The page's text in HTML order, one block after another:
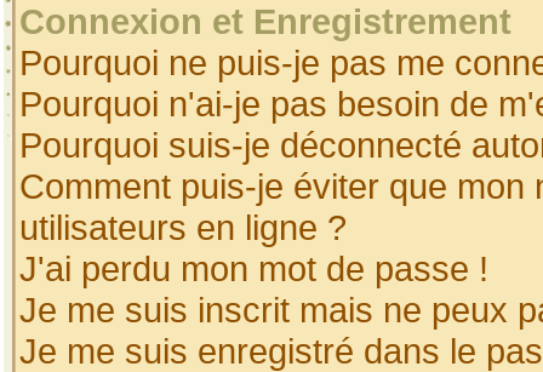
Connexion et Enregistrement
Pourquoi ne puis-je pas me
Pourquoi n'ai-je pas besoin de
Pourquoi suis-je déconnecté
Comment puis-je éviter que
utilisateurs en ligne ?
J'ai perdu mon mot de passe !
Je me suis inscrit mais ne peux
Je me suis enregistré dans le